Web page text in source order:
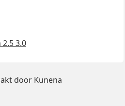
3.0
door Kunena